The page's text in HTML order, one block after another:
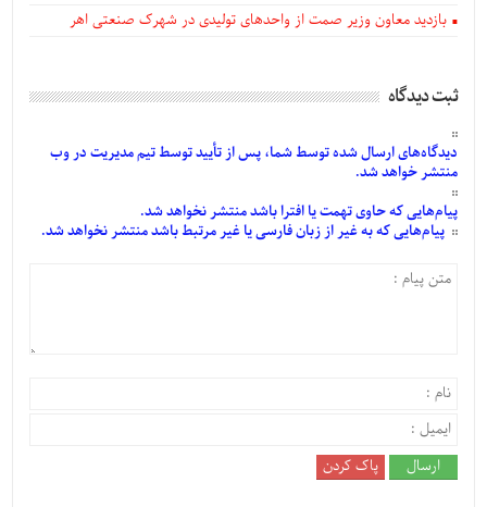
بازدید معاون وزیر صمت از واحدهای تولیدی در شهرک صنعتی اهر
ثبت دیدگاه
دیدگاه‌هایارسالشدهتوسط شما، پس ازتأییدتوسط تیم مدیریت در وب
منتشر خواهد شد.
پیام‌هاییکه حاوی تهمت یا افترا باشد منتشر نخواهد شد.
پیام‌هاییکه به غیر از زبان فارسی یا غیر مرتبط باشد منتشر نخواهد شد.